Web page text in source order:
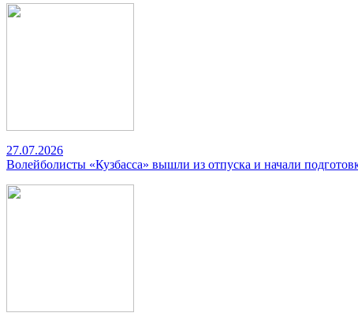
27.07.2026
Волейболисты «Кузбасса» вышли из отпуска и начали